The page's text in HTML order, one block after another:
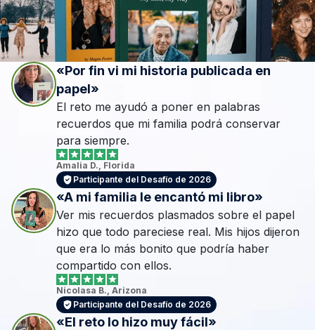
«Por fin vi mi historia publicada en
papel»
El reto me ayudó a poner en palabras
recuerdos que mi familia podrá conservar
para siempre.
Amalia D., Florida
Participante del Desafío de 2026
«A mi familia le encantó mi libro»
Ver mis recuerdos plasmados sobre el papel
hizo que todo pareciese real. Mis hijos dijeron
que era lo más bonito que podría haber
compartido con ellos.
Nicolasa B., Arizona
Participante del Desafío de 2026
«El reto lo hizo muy fácil»